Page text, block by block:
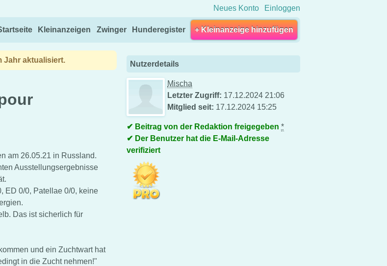
Neues Konto Einloggen
Kleinanzeigen Zwinger Hunderegister + Kleinanzeige hinzufügen
Jahr aktualisiert.
am 26.05.21 in Russland.
Ausstellungsergebnisse
ED 0/0, Patellae 0/0, keine
Das ist sicherlich für
und ein Zuchtwart hat
in die Zucht nehmen!"
Nutzerdetails
Mischa
Letzter Zugriff: 17.12.2024 21:06
Mitglied seit: 17.12.2024 15:25
Beitrag von der Redaktion freigegeben *
Der Benutzer hat die E-Mail-Adresse
verifiziert